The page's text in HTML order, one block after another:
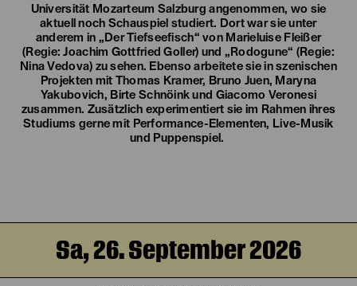
Universität Mozarteum Salzburg angenommen, wo sie
aktuell noch Schauspiel studiert. Dort war sie unter
anderem in „Der Tiefseefisch“ von Marieluise Fleißer
(Regie: Joachim Gottfried Goller) und „Rodogune“ (Regie:
Nina Vedova) zu sehen. Ebenso arbeitete sie in szenischen
Projekten mit Thomas Kramer, Bruno Juen, Maryna
Yakubovich, Birte Schnöink und Giacomo Veronesi
zusammen. Zusätzlich experimentiert sie im Rahmen ihres
Studiums gerne mit Performance-Elementen, Live-Musik
und Puppenspiel.
Sa, 26. September 2026